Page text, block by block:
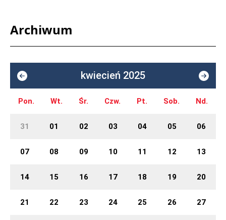
Archiwum
kwiecień 2025
Pon. Wt. Śr. Czw. Pt. Sob. Nd.
31 01 02 03 04 05 06
07 08 09 10 11 12 13
14 15 16 17 18 19 20
21 22 23 24 25 26 27